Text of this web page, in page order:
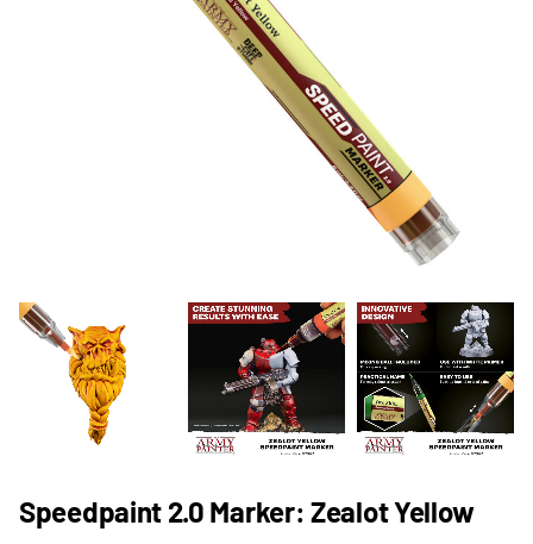
Speedpaint 2.0 Marker: Zealot Yellow